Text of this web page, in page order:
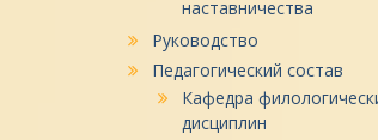
наставничества
Руководство
Педагогический состав
Кафедра
дисциплин